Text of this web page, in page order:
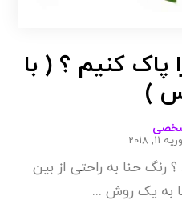
پاک کنیم ؟ ( با
)
11, 2018
رنگ حنا به راحتی از بین
به یک روش ...